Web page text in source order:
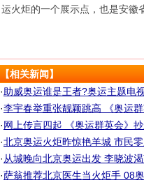
运火炬的一个展示点，也是安徽
【相关新闻】
·助威奥运谁是王者?奥运主题电
·李宇春举重张靓颖跳高 《奥运群
·网上传言四起 《奥运群英会》
·北京奥运火炬昨惊艳羊城 市民零
· 从城晚向北京奥运出发 李晓波渴
·萨翁推荐北京医生当火炬手 08奥